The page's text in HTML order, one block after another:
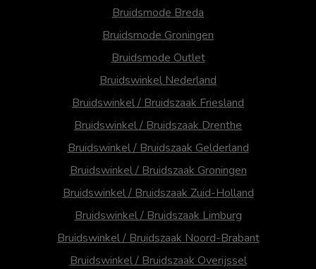
Bruidsmode Breda
Bruidsmode Groningen
Bruidsmode Outlet
Bruidswinkel Nederland
Bruidswinkel / Bruidszaak Friesland
Bruidswinkel / Bruidszaak Drenthe
Bruidswinkel / Bruidszaak Gelderland
Bruidswinkel / Bruidszaak Groningen
Bruidswinkel / Bruidszaak Zuid-Holland
Bruidswinkel / Bruidszaak Limburg
Bruidswinkel / Bruidszaak Noord-Brabant
Bruidswinkel / Bruidszaak Overijssel